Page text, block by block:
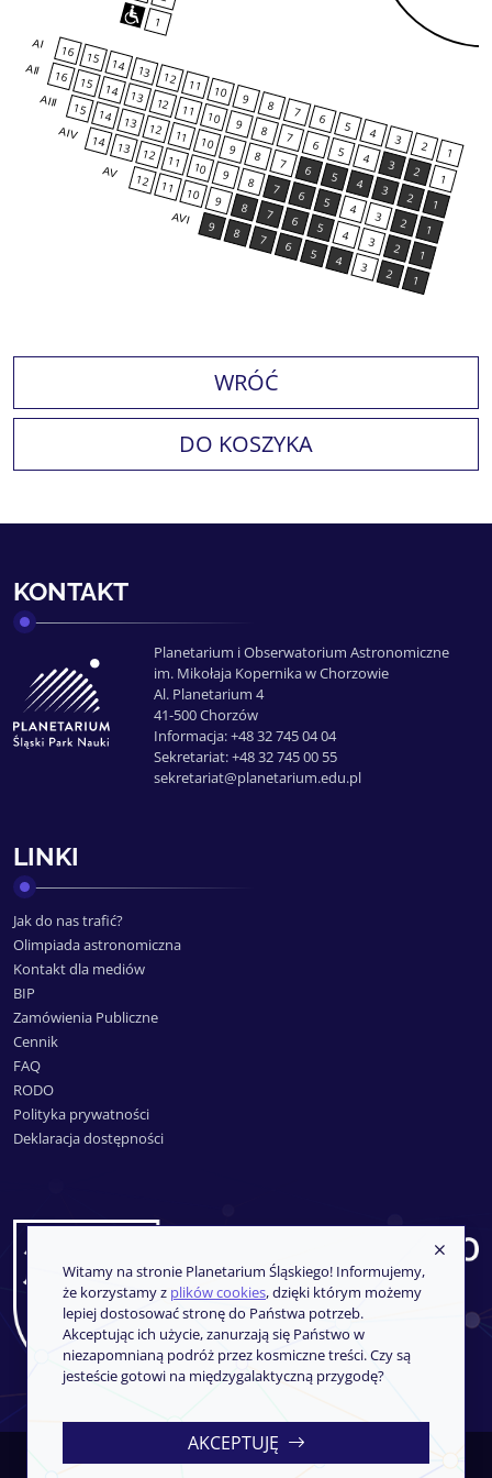
AI
AII
AIII
AIV
AV
AVI
16 15 14 13 12 11 10 9 8 7 6 5 4 3 2 1
16 15 14 13 12 11 10 9 8 7 6 5 4 3 2 1
15 14 13 12 11 10 9 8 7 6 5 4 3 2 1
14 13 12 11 10 9 8 7 6 5 4 3 2 1
12 11 10 9 8 7 6 5 4 3 2 1
9 8 7 6 5 4 3 2 1
1
WRÓĆ
DO KOSZYKA
KONTAKT
Planetarium i Obserwatorium Astronomiczne
im. Mikołaja Kopernika w Chorzowie
Al. Planetarium 4
41-500 Chorzów
Informacja: +48 32 745 04 04
Sekretariat: +48 32 745 00 55
sekretariat@planetarium.edu.pl
LINKI
Jak do nas trafić?
Olimpiada astronomiczna
Kontakt dla mediów
BIP
Zamówienia Publiczne
Cennik
FAQ
RODO
Polityka prywatności
Deklaracja dostępności
Copyright © 2013-2026SoftCOM- System sprzedaży i rezerwacji
Witamy na stronie Planetarium Śląskiego! Informujemy,
że korzystamy z plików cookies, dzięki którym możemy
lepiej dostosować stronę do Państwa potrzeb.
Akceptując ich użycie, zanurzają się Państwo w
niezapomnianą podróż przez kosmiczne treści. Czy są
jesteście gotowi na międzygalaktyczną przygodę?
AKCEPTUJĘ